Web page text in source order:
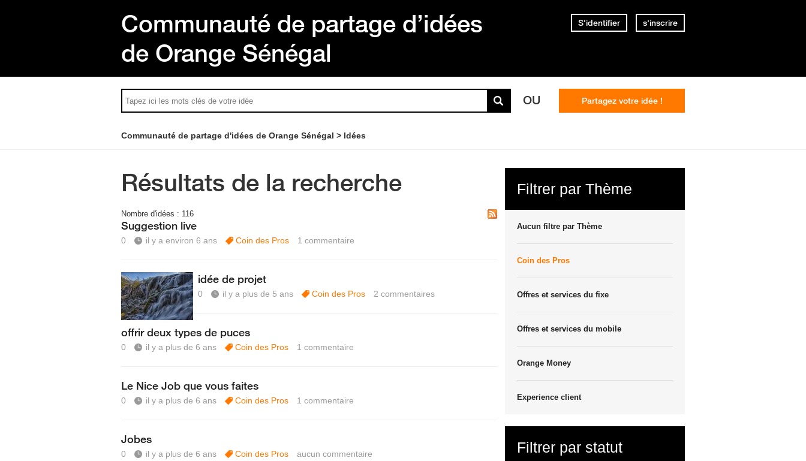
Communauté de partage d’idées
de Orange Sénégal
S'identifier s'inscrire
OU Partagez votre idée !
Communauté de partage d'idées de Orange Sénégal Idées
Résultats de la recherche
Nombre d'idées : 116
Suggestion live
0 il y a environ 6 ans Coin des Pros 1 commentaire
idée de projet
0 il y a plus de 5 ans Coin des Pros 2 commentaires
offrir deux types de puces
0 il y a plus de 6 ans Coin des Pros 1 commentaire
Le Nice Job que vous faites
0 il y a plus de 6 ans Coin des Pros 1 commentaire
Jobes
0 il y a plus de 6 ans Coin des Pros aucun commentaire
Filtrer par Thème
Aucun filtre par Thème
Coin des Pros
Offres et services du fixe
Offres et services du mobile
Orange Money
Experience client
Filtrer par statut